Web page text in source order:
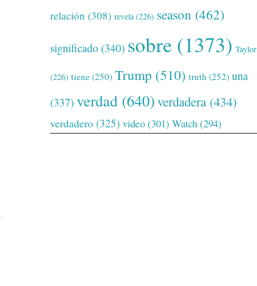
relación (308) revela(226) season (462)
significado(340) sobre (1373) Taylor
(226) tiene(250) Trump (510) truth (252) una
(337)verdad (640)verdadera (434)
verdadero (325) video (301) Watch (294)